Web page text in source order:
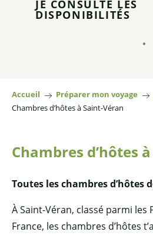
JE CONSULTE LES
DISPONIBILITÉS
Accueil Préparer mon voyage
Chambres d’hôtes à Saint-Véran
Chambres d’hôtes
Toutes les chambres d’hôtes
À Saint-Véran, classé parmi les
France, les chambres d’hôtes